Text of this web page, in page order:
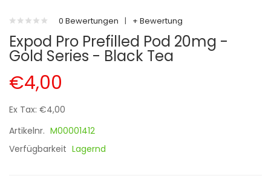
0 Bewertungen | + Bewertung
Expod Pro Prefilled Pod 20mg -
Gold Series - Black Tea
€4,00
Ex Tax: €4,00
Artikelnr. M00001412
Verfügbarkeit Lagernd